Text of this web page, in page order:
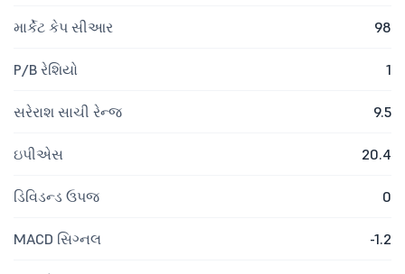
માર્કેટ કેપ સીઆર 98
P/B રેશિયો 1
સરેરાશ સાચી રેન્જ 9.5
ઇપીએસ 20.4
ડિવિડન્ડ ઉપજ 0
MACD સિગ્નલ -1.2